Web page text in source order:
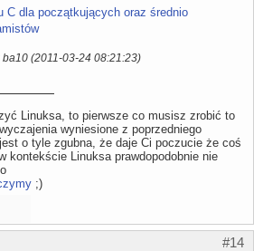
C dla początkujących oraz średnio
(2011-03-24 08:21:23)
Linuksa, to pierwsze co musisz zrobić to
wyniesione z poprzedniego
o tyle zgubna, że daje Ci poczucie że coś
kontekście Linuksa prawdopodobnie nie
;)
#14